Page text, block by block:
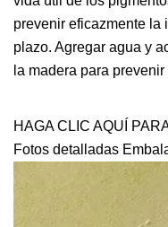
prevenir eficazmente la
plazo. Agregar agua y
la madera para
HAGA CLIC AQUÍ
Fotos detalladas